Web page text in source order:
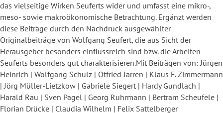
das vielseitige Wirken Seuferts wider und umfasst eine mikro-,
meso- sowie makroökonomische Betrachtung. Ergänzt werden
diese Beiträge durch den Nachdruck ausgewählter
Originalbeiträge von Wolfgang Seufert, die aus Sicht der
Herausgeber besonders einflussreich sind bzw. die Arbeiten
Seuferts besonders gut charakterisieren.Mit Beiträgen von: Jürgen
Heinrich | Wolfgang Schulz | Otfried Jarren | Klaus F. Zimmermann
| Jörg Müller-Lietzkow | Gabriele Siegert | Hardy Gundlach |
Harald Rau | Sven Pagel | Georg Ruhrmann | Bertram Scheufele |
Florian Drücke | Claudia Wilhelm | Felix Sattelberger